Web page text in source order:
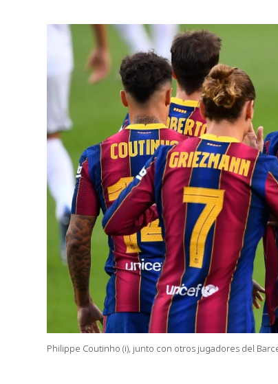
Philippe Coutinho (i), junto con otros jugadores del